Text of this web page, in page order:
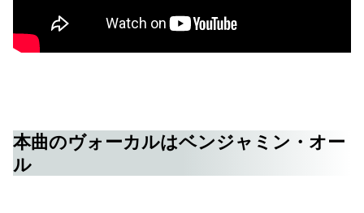
本曲のヴォーカルはベンジャミン・オー
ル